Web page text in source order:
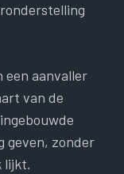
een aanvaller
van de
geven, zonder
lijkt.